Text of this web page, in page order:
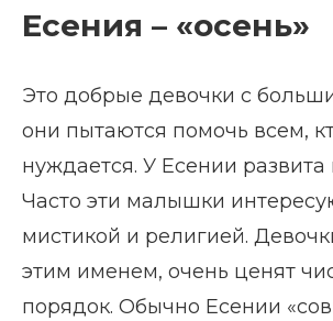
Есения – «осень»
Это добрые девочки с
они пытаются помочь всем,
нуждается. У Есении развита
Часто эти малышки
мистикой и религией.
этим именем, очень ценят
порядок. Обычно Есении